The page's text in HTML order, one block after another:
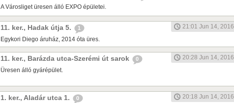
A Városliget üresen álló EXPO épületei.
11. ker., Hadak útja 5. 1
21:01 Jun 14, 2016
Egykori Diego áruház, 2014 óta üres.
11. ker., Barázda utca-Szerémi út sarok 0
20:28 Jun 14, 2016
Üresen álló gyárépület.
1. ker., Aladár utca 1. 0
20:18 Jun 14, 2016